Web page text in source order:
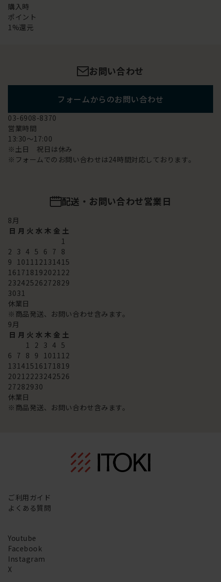
購入時
ポイント
1%還元
お問い合わせ
フォームからのお問い合わせ
03-6908-8370
営業時間
13:30～17:00
※土日 祝日は休み
※フォームでのお問い合わせは24時間対応しております。
配送・お問い合わせ営業日
8月
日 月 火 水 木 金 土
1
2 3 4 5 6 7 8
9 101112131415
16171819202122
23242526272829
3031
休業日
※商品発送、お問い合わせ含みます。
9月
日 月 火 水 木 金 土
1 2 3 4 5
6 7 8 9 101112
13141516171819
20212223242526
27282930
休業日
※商品発送、お問い合わせ含みます。
ご利用ガイド
よくある質問
Youtube
Facebook
Instagram
X